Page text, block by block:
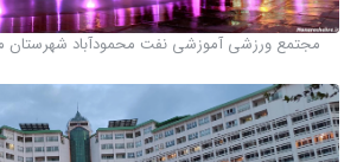
مجتمع ورزشی آموزشی نفت محمودآباد شهرستان